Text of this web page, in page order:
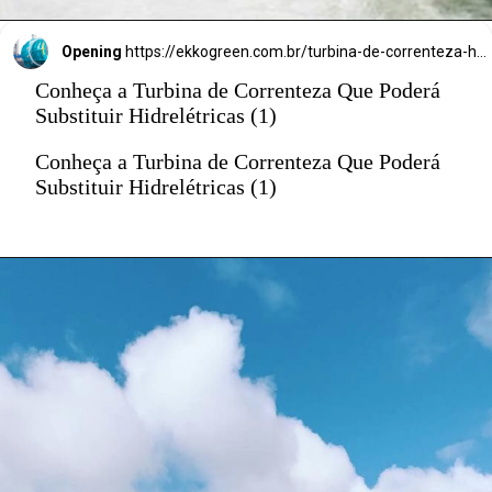
mundo.
Opening
Conheça a Turbina de Correnteza Que Poderá
Substituir Hidrelétricas (1)
Conheça a Turbina de Correnteza Que Poderá
Substituir Hidrelétricas (1)